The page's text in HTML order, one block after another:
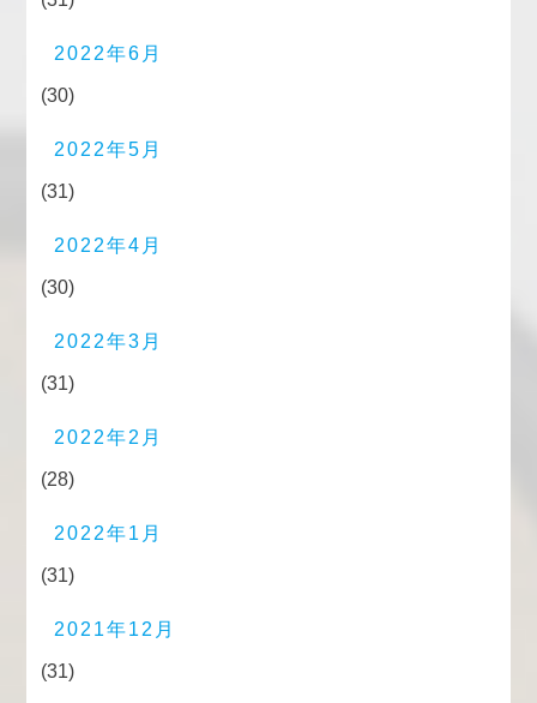
2022年6月
(30)
2022年5月
(31)
2022年4月
(30)
2022年3月
(31)
2022年2月
(28)
2022年1月
(31)
2021年12月
(31)